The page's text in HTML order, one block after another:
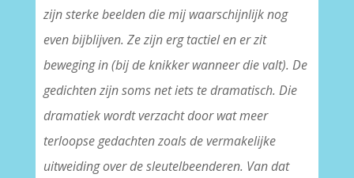
zijn sterke beelden die mij waarschijnlijk nog
even bijblijven. Ze zijn erg tactiel en er zit
beweging in (bij de knikker wanneer die valt). De
gedichten zijn soms net iets te dramatisch. Die
dramatiek wordt verzacht door wat meer
terloopse gedachten zoals de vermakelijke
uitweiding over de sleutelbeenderen. Van dat